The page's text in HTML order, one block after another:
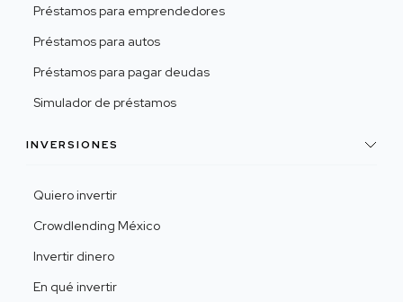
Préstamos para emprendedores
Préstamos para autos
Préstamos para pagar deudas
Simulador de préstamos
INVERSIONES
Quiero invertir
Crowdlending México
Invertir dinero
En qué invertir